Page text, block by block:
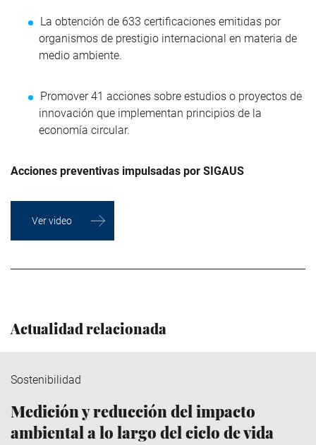
La obtención de 633 certificaciones emitidas por
organismos de prestigio internacional en materia de
medio ambiente.
Promover 41 acciones sobre estudios o proyectos de
innovación que implementan principios de la
economía circular.
Acciones preventivas impulsadas por SIGAUS
Ver video
Actualidad relacionada
Sostenibilidad
Medición y reducción del impacto
ambiental a lo largo del ciclo de vida